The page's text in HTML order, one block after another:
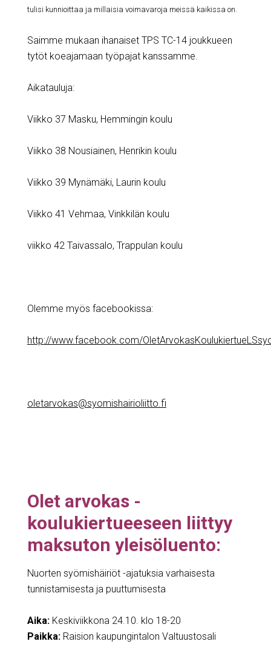
tulisi kunnioittaa ja millaisia voimavaroja meissä kaikissa on.
Saimme mukaan ihanaiset TPS TC-14 joukkueen
tytöt koeajamaan työpajat kanssamme.
Aikatauluja:
Viikko 37 Masku, Hemmingin koulu
Viikko 38 Nousiainen, Henrikin koulu
Viikko 39 Mynämäki, Laurin koulu
Viikko 41 Vehmaa, Vinkkilän koulu
viikko 42 Taivassalo, Trappulan koulu
Olemme myös facebookissa:
http://www.facebook.com/
oletarvokas@syomishairioliitto.fi
Olet arvokas -
koulukiertueeseen liittyy
maksuton yleisöluento:
Nuorten syömishäiriöt -ajatuksia varhaisesta
tunnistamisesta ja puuttumisesta
Aika:Keskiviikkona 24.10. klo 18-20
Paikka:Raision kaupungintalon Valtuustosali